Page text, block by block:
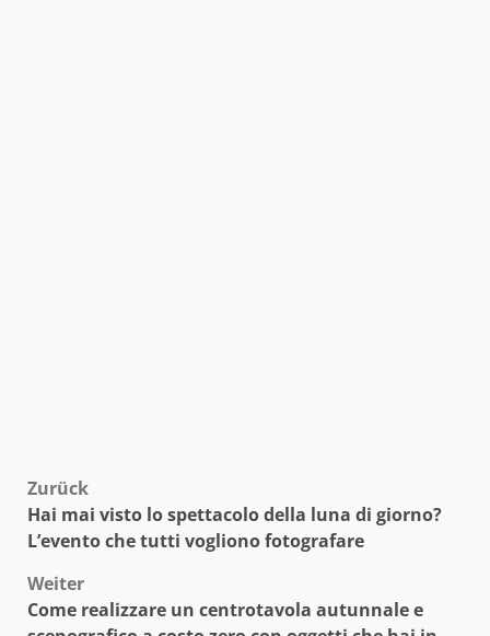
Beitragsnavigation
Zurück
Hai mai visto lo spettacolo della luna di giorno?
L’evento che tutti vogliono fotografare
Weiter
Come realizzare un centrotavola autunnale e